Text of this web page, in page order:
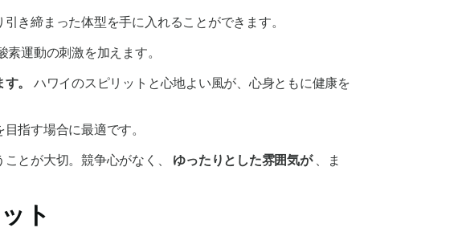
き締まった体型を手に入れることができます。
素運動の刺激を加えます。
。 ハワイのスピリットと心地よい風が、心身ともに健康を
指す場合に最適です。
とが大切。競争心がなく、
ゆったりとした雰囲気が 、ま
ト